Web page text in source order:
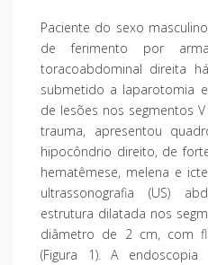
Paciente do sexo
de ferimento por
toracoabdominal direita
submetido a laparotomia
de lesões nos segmentos
trauma, apresentou
hipocôndrio direito, de
hematêmese, melena e
ultrassonografia (US)
estrutura dilatada nos
diâmetro de 2 cm, com
(Figura 1). A endoscopia